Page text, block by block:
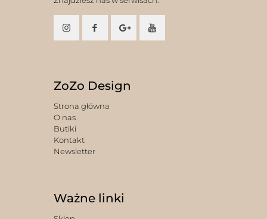
ZoZo Design
Strona główna
O nas
Butiki
Kontakt
Newsletter
Ważne linki